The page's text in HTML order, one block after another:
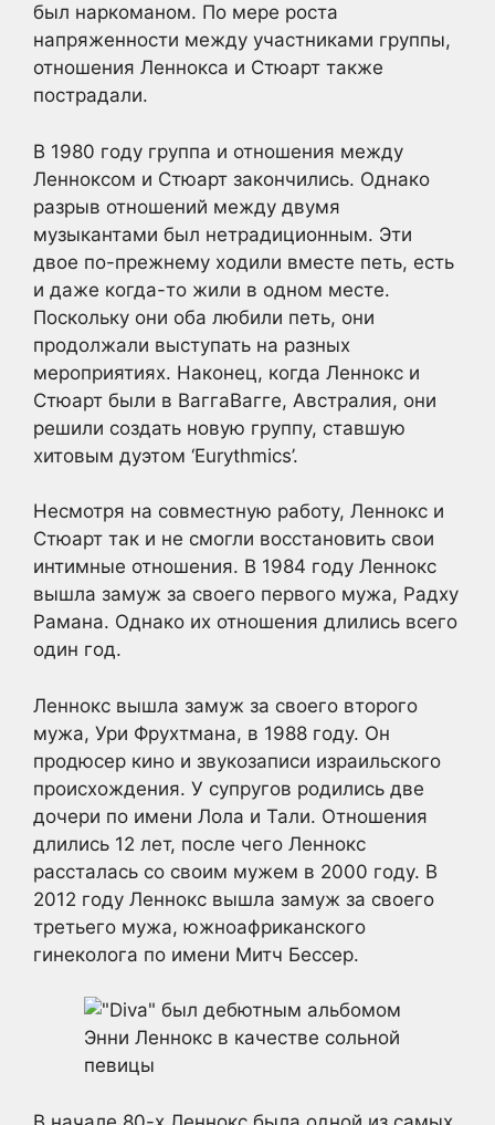
был наркоманом. По мере роста
напряженности между участниками группы,
отношения Леннокса и Стюарт также
пострадали.
В 1980 году группа и отношения между
Ленноксом и Стюарт закончились. Однако
разрыв отношений между двумя
музыкантами был нетрадиционным. Эти
двое по-прежнему ходили вместе петь, есть
и даже когда-то жили в одном месте.
Поскольку они оба любили петь, они
продолжали выступать на разных
мероприятиях. Наконец, когда Леннокс и
Стюарт были в ВаггаВагге, Австралия, они
решили создать новую группу, ставшую
хитовым дуэтом ‘Eurythmics’.
Несмотря на совместную работу, Леннокс и
Стюарт так и не смогли восстановить свои
интимные отношения. В 1984 году Леннокс
вышла замуж за своего первого мужа, Радху
Рамана. Однако их отношения длились всего
один год.
Леннокс вышла замуж за своего второго
мужа, Ури Фрухтмана, в 1988 году. Он
продюсер кино и звукозаписи израильского
происхождения. У супругов родились две
дочери по имени Лола и Тали. Отношения
длились 12 лет, после чего Леннокс
рассталась со своим мужем в 2000 году. В
2012 году Леннокс вышла замуж за своего
третьего мужа, южноафриканского
гинеколога по имени Митч Бессер.